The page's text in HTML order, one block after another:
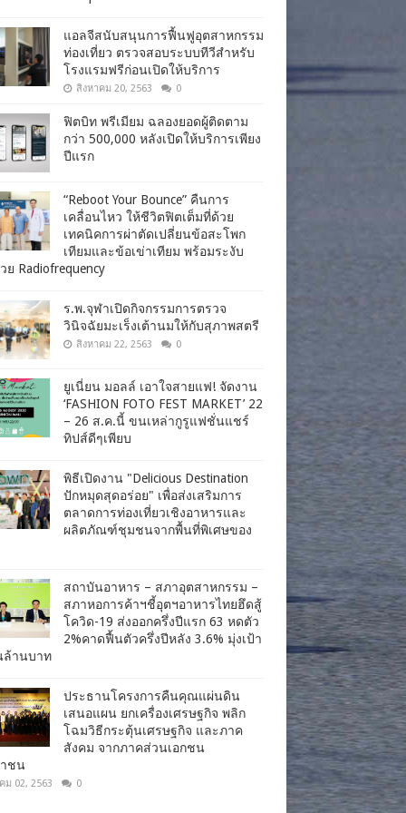
แอลจีสนับสนุนการฟื้นฟูอุตสาหกรรม
ท่องเที่ยว ตรวจสอบระบบทีวีสำหรับ
โรงแรมฟรีก่อนเปิดให้บริการ
สิงหาคม 20, 2563 0
ฟิตบิท พรีเมียม ฉลองยอดผู้ติดตาม
กว่า 500,000 หลังเปิดให้บริการเพียง
ปีแรก
“Reboot Your Bounce” คืนการ
เคลื่อนไหว ให้ชีวิตฟิตเต็มที่ด้วย
เทคนิคการผ่าตัดเปลี่ยนข้อสะโพก
เทียมและข้อเข่าเทียม พร้อมระงับ
ย Radiofrequency
ร.พ.จุฬาเปิดกิจกรรมการตรวจ
วินิจฉัยมะเร็งเต้านมให้กับสุภาพสตรี
สิงหาคม 22, 2563 0
ยูเนี่ยน มอลล์ เอาใจสายแฟ! จัดงาน
‘FASHION FOTO FEST MARKET’ 22
– 26 ส.ค.นี้ ขนเหล่ากูรูแฟชั่นแชร์
ทิปส์ดีๆเพียบ
พิธีเปิดงาน "Delicious Destination
ปักหมุดสุดอร่อย" เพื่อส่งเสริมการ
ตลาดการท่องเที่ยวเชิงอาหารและ
ผลิตภัณฑ์ชุมชนจากพื้นที่พิเศษของ
สถาบันอาหาร – สภาอุตสาหกรรม –
สภาหอการค้าฯชี้อุตฯอาหารไทยฮึดสู้
โควิด-19 ส่งออกครึ่งปีแรก 63 หดตัว
2%คาดฟื้นตัวครึ่งปีหลัง 3.6% มุ่งเป้า
ล้านบาท
ประธานโครงการคืนคุณแผ่นดิน
เสนอแผน ยกเครื่องเศรษฐกิจ พลิก
โฉมวิธีกระตุ้นเศรษฐกิจ และภาค
สังคม จากภาคส่วนเอกชน
ชน
ม 02, 2563 0